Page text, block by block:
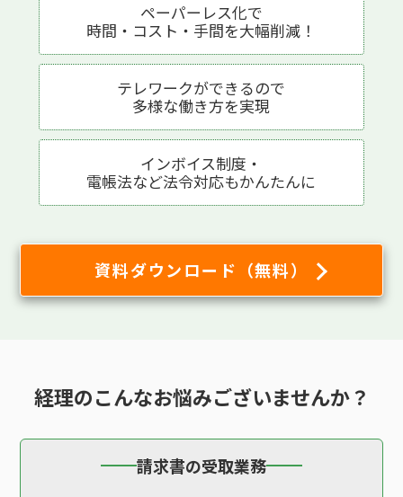
ペーパーレス化で
時間・コスト・手間を大幅削減！
テレワークができるので
多様な働き方を実現
インボイス制度・
電帳法など法令対応もかんたんに
資料ダウンロード（無料）
経理のこんなお悩みございませんか？
請求書の受取業務